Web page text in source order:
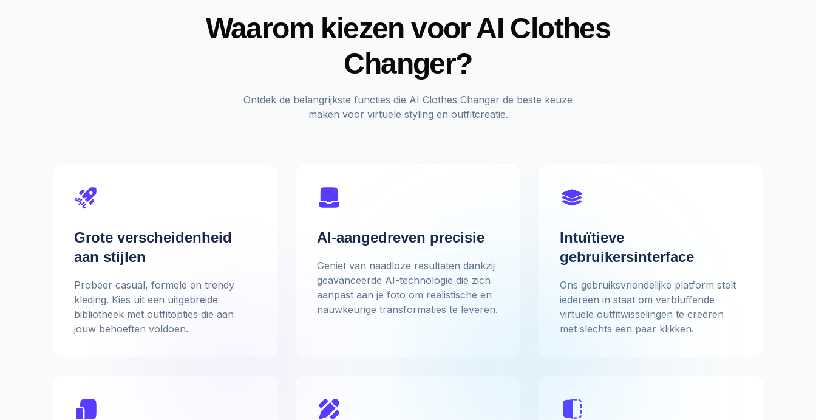
Waarom kiezen voor AI Clothes
Changer?
Ontdek de belangrijkste functies die AI Clothes Changer de beste keuze
maken voor virtuele styling en outfitcreatie.
Grote verscheidenheid
aan stijlen
Probeer casual, formele en trendy
kleding. Kies uit een uitgebreide
bibliotheek met outfitopties die aan
jouw behoeften voldoen.
AI-aangedreven precisie
Geniet van naadloze resultaten dankzij
geavanceerde AI-technologie die zich
aanpast aan je foto om realistische en
nauwkeurige transformaties te leveren.
Intuïtieve
gebruikersinterface
Ons gebruiksvriendelijke platform stelt
iedereen in staat om verbluffende
virtuele outfitwisselingen te creëren
met slechts een paar klikken.